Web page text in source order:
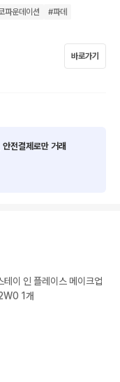
파운데이션 #파데
바로가기
전결제로만 거래
테이 인 플레이스 메이크업
파운데이션 웜 바닐라 2W0 1개